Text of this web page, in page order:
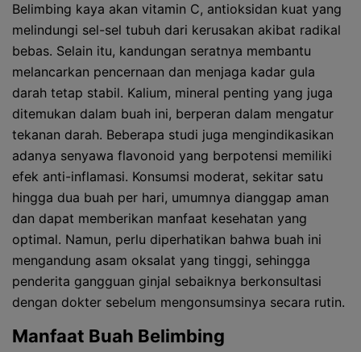
Belimbing kaya akan vitamin C, antioksidan kuat yang
melindungi sel-sel tubuh dari kerusakan akibat radikal
bebas. Selain itu, kandungan seratnya membantu
melancarkan pencernaan dan menjaga kadar gula
darah tetap stabil. Kalium, mineral penting yang juga
ditemukan dalam buah ini, berperan dalam mengatur
tekanan darah. Beberapa studi juga mengindikasikan
adanya senyawa flavonoid yang berpotensi memiliki
efek anti-inflamasi. Konsumsi moderat, sekitar satu
hingga dua buah per hari, umumnya dianggap aman
dan dapat memberikan manfaat kesehatan yang
optimal. Namun, perlu diperhatikan bahwa buah ini
mengandung asam oksalat yang tinggi, sehingga
penderita gangguan ginjal sebaiknya berkonsultasi
dengan dokter sebelum mengonsumsinya secara rutin.
Manfaat Buah Belimbing